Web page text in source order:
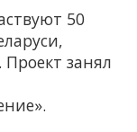
50
Проект занял